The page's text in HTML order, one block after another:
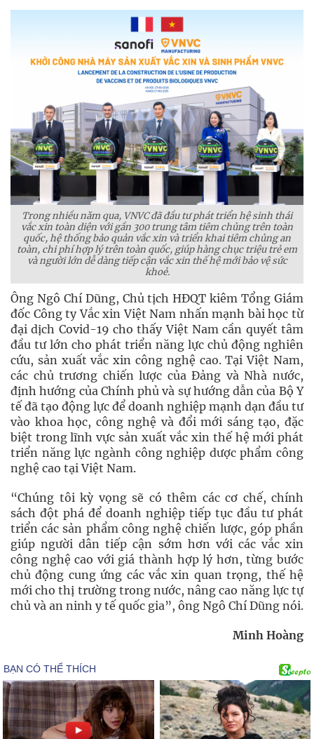
Trong nhiều năm qua, VNVC đã đầu tư phát triển hệ sinh thái
vắc xin toàn diện với gần 300 trung tâm tiêm chủng trên toàn
quốc, hệ thống bảo quản vắc xin và triển khai tiêm chủng an
toàn, chi phí hợp lý trên toàn quốc, giúp hàng chục triệu trẻ em
và người lớn dễ dàng tiếp cận vắc xin thế hệ mới bảo vệ sức
khoẻ.
Ông Ngô Chí Dũng, Chủ tịch HĐQT kiêm Tổng Giám
đốc Công ty Vắc xin Việt Nam nhấn mạnh bài học từ
đại dịch Covid-19 cho thấy Việt Nam cần quyết tâm
đầu tư lớn cho phát triển năng lực chủ động nghiên
cứu, sản xuất vắc xin công nghệ cao. Tại Việt Nam,
các chủ trương chiến lược của Đảng và Nhà nước,
định hướng của Chính phủ và sự hướng dẫn của Bộ Y
tế đã tạo động lực để doanh nghiệp mạnh dạn đầu tư
vào khoa học, công nghệ và đổi mới sáng tạo, đặc
biệt trong lĩnh vực sản xuất vắc xin thế hệ mới phát
triển năng lực ngành công nghiệp dược phẩm công
nghệ cao tại Việt Nam.
“Chúng tôi kỳ vọng sẽ có thêm các cơ chế, chính
sách đột phá để doanh nghiệp tiếp tục đầu tư phát
triển các sản phẩm công nghệ chiến lược, góp phần
giúp người dân tiếp cận sớm hơn với các vắc xin
công nghệ cao với giá thành hợp lý hơn, từng bước
chủ động cung ứng các vắc xin quan trọng, thế hệ
mới cho thị trường trong nước, nâng cao năng lực tự
chủ và an ninh y tế quốc gia”, ông Ngô Chí Dũng nói.
Minh Hoàng